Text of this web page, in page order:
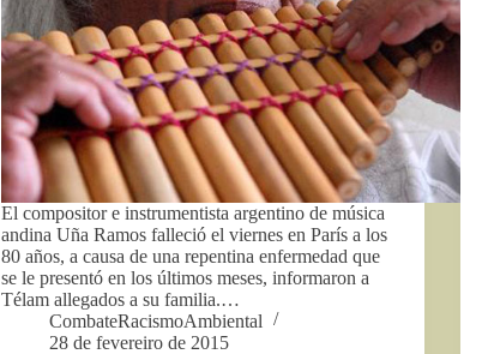
El compositor e instrumentista argentino de música
andina Uña Ramos falleció el viernes en París a los
80 años, a causa de una repentina enfermedad que
se le presentó en los últimos meses, informaron a
Télam allegados a su familia.…
CombateRacismoAmbiental
28 de fevereiro de 2015